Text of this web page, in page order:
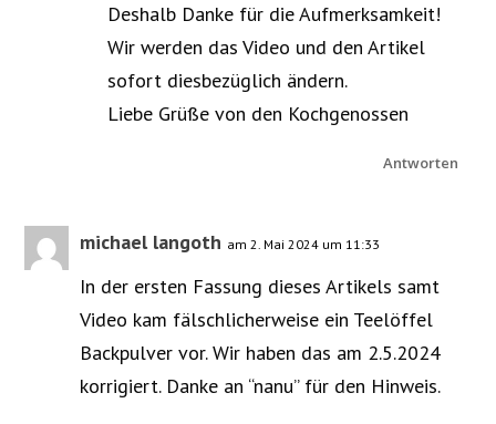
Deshalb Danke für die Aufmerksamkeit!
Wir werden das Video und den Artikel
sofort diesbezüglich ändern.
Liebe Grüße von den Kochgenossen
Antworten
michael langoth am 2. Mai 2024 um 11:33
In der ersten Fassung dieses Artikels samt
Video kam fälschlicherweise ein Teelöffel
Backpulver vor. Wir haben das am 2.5.2024
korrigiert. Danke an “nanu” für den Hinweis.